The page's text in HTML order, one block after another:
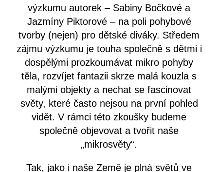
výzkumu autorek – Sabiny Bočkové a
Jazmíny Piktorové – na poli pohybové
tvorby (nejen) pro dětské diváky. Středem
zájmu výzkumu je touha společně s dětmi i
dospělými prozkoumávat mikro pohyby
těla, rozvíjet fantazii skrze malá kouzla s
malými objekty a nechat se fascinovat
světy, které často nejsou na první pohled
vidět. V rámci této zkoušky budeme
společně objevovat a tvořit naše
„mikrosvěty“.
Tak, jako i naše Země je plná světů ve